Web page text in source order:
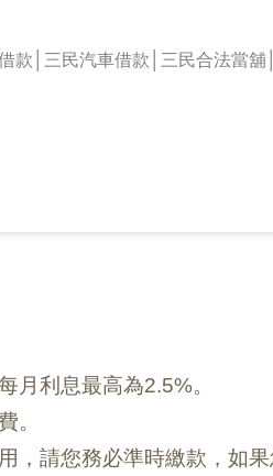
款│三民汽車借款│三民合法當舖│
月利息最高為2.5%。
。
，請您務必準時繳款，如